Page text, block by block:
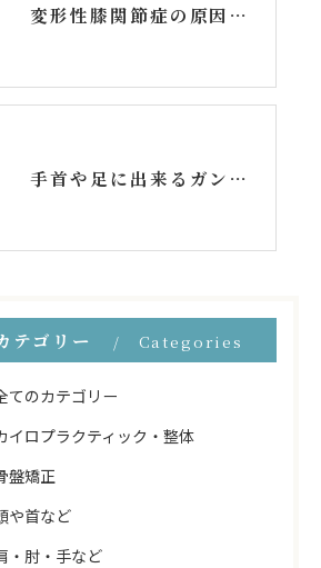
変形性膝関節症の原因と治療法は？
手首や足に出来るガングリオンの正体とは？？
テゴリー Categories
てのカテゴリー
イロプラクティック・整体
盤矯正
や首など
・肘・手など